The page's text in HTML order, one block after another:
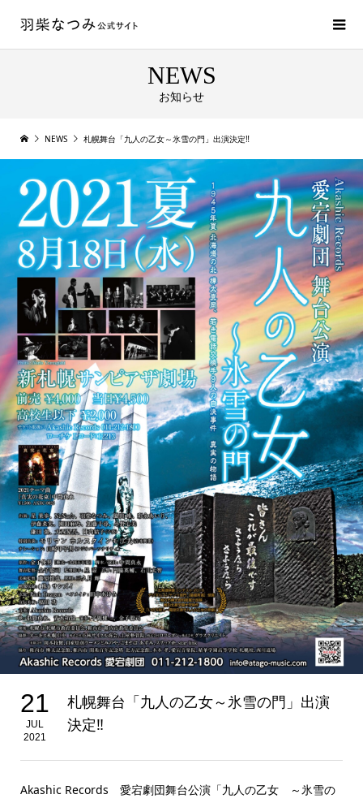
NEWS
お知らせ
NEWS 札幌舞台「九人の乙女～氷雪の門」出演決定‼
21
JUL
2021
札幌舞台「九人の乙女～氷雪の門」出演
決定‼
Akashic Records 愛宕劇団舞台公演「九人の乙女 ～氷雪の